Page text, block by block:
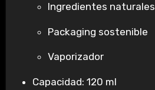
Ingredientes naturales
Packaging sostenible
Vaporizador
Capacidad: 120 ml